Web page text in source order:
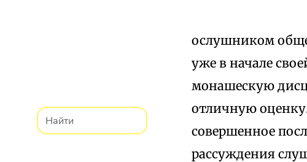
ослушником
уже в начале
монашескую
отличную
совершенное
рассуждения